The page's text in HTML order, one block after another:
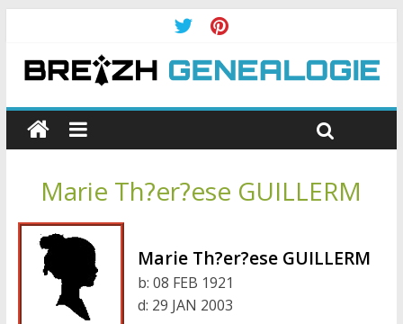
Marie Th?er?ese GUILLERM
Marie Th?er?ese GUILLERM
b: 08 FEB 1921
d: 29 JAN 2003